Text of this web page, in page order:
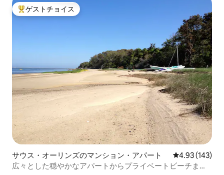
大好評のゲストチョイスです。
ゲストチョイス
サウス・オーリンズのマンション・アパート レビュー143
4.93 (143)
広々とした穏やかなアパートからプライベートビーチまで